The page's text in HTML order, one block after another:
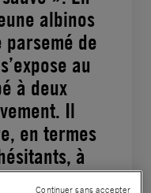
albinos
parsemé de
au
à deux
Il
en termes
à
parpaings
Continuer sans accepter